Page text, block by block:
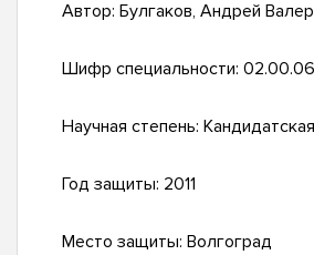
Автор: Булгаков, Андрей
Шифр специальности: 02.00.06
Научная степень: Кандидатская
Год защиты: 2011
Место защиты: Волгоград